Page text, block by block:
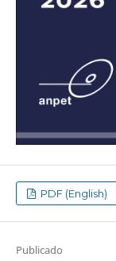
PDF (English)
Publicado